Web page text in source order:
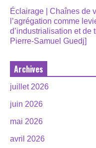
Éclairage | Chaînes de
l’agrégation comme
d’industrialisation et de
Pierre-Samuel Guedj]
Archives
juillet 2026
juin 2026
mai 2026
avril 2026